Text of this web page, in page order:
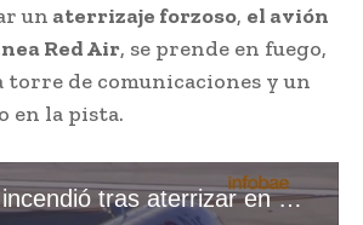
un aterrizaje forzoso, el avión
Red Air, se prende en fuego,
torre de comunicaciones y un
en la pista.